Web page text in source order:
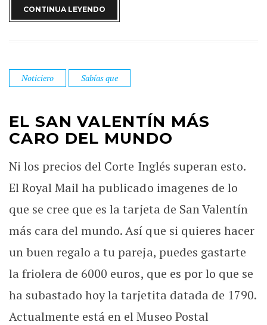
CONTINUA LEYENDO
Noticiero Sabías que
EL SAN VALENTÍN MÁS
CARO DEL MUNDO
Ni los precios del Corte Inglés superan esto.
El Royal Mail ha publicado imagenes de lo
que se cree que es la tarjeta de San Valentín
más cara del mundo. Así que si quieres hacer
un buen regalo a tu pareja, puedes gastarte
la friolera de 6000 euros, que es por lo que se
ha subastado hoy la tarjetita datada de 1790.
Actualmente está en el Museo Postal